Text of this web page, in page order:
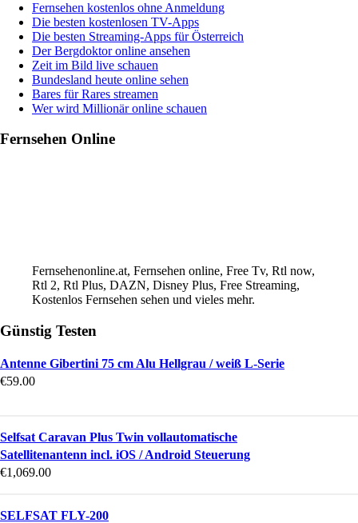
Fernsehen kostenlos ohne Anmeldung
Die besten kostenlosen TV-Apps
Die besten Streaming-Apps für Österreich
Der Bergdoktor online ansehen
Zeit im Bild live schauen
Bundesland heute online sehen
Bares für Rares streamen
Wer wird Millionär online schauen
Fernsehen Online
Fernsehenonline.at, Fernsehen online, Free Tv, Rtl now,
Rtl 2, Rtl Plus, DAZN, Disney Plus, Free Streaming,
Kostenlos Fernsehen sehen und vieles mehr.
Günstig Testen
Antenne Gibertini 75 cm Alu Hellgrau / weiß L-Serie
€59.00
Selfsat Caravan Plus Twin vollautomatische
Satellitenantenn incl. iOS / Android Steuerung
€1,069.00
SELFSAT FLY-200